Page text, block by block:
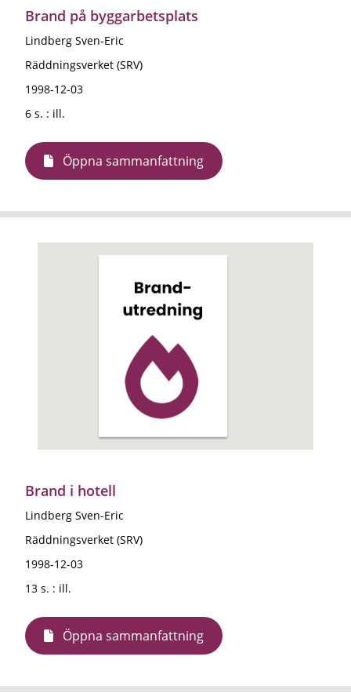
Brand på byggarbetsplats
Lindberg Sven-Eric
Räddningsverket (SRV)
1998-12-03
6 s. : ill.
Öppna sammanfattning
Brand i hotell
Lindberg Sven-Eric
Räddningsverket (SRV)
1998-12-03
13 s. : ill.
Öppna sammanfattning